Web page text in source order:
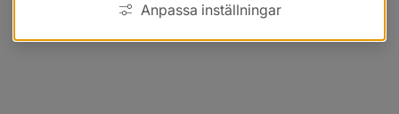
Anpassa inställningar